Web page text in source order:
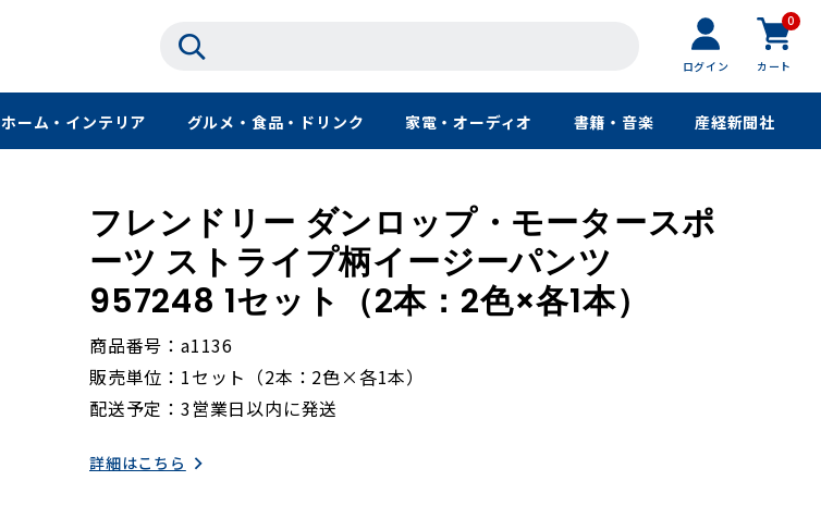
ログイン
0
カート
ホーム・インテリア グルメ・食品・ドリンク 家電・オーディオ 書籍・音楽 産経新聞社
フレンドリー ダンロップ・モータースポ
ーツ ストライプ柄イージーパンツ
957248 1セット（2本：2色×各1本）
商品番号
a1136
販売単位
1セット（2本：2色×各1本）
配送予定
3営業日以内に発送
詳細はこちら